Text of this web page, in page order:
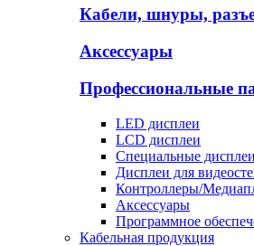
Кабели, шнуры,
Аксессуары
Профессиональные
LED дисплеи
LCD дисплеи
Специальные дисплеи
Дисплеи для
Контроллеры/
Аксессуары
Программное
Кабельная продукция